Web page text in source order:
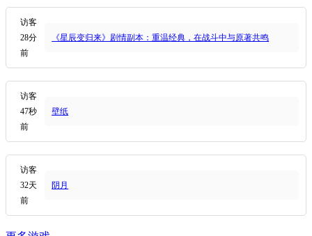
访客
28分
前
《星辰变归来》剧情副本：重温经典，在战斗中与原著共鸣
访客
47秒
前
壁纸
访客
32天
前
阴月